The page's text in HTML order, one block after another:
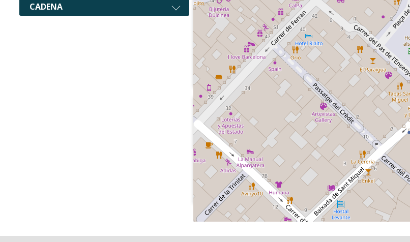
CADENA
1966-06
Cadena SER
Fragment d'una
entrevista al cantant
Georgie Dann, per la
publicació del disc
"Juanita banana".
1968-04-06
Cadena SER
Entrevista a Ramon de
la Calva sobre el
Festival d'Eurovisió,
feta al Royal Albert
Hall de Londres. S'hi
parla de la cançó "La,
la, la" de la qual n'és
coautor, que havia